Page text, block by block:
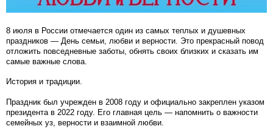
8 июля в России отмечается один из самых теплых и душевных
праздников — День семьи, любви и верности. Это прекрасный повод
отложить повседневные заботы, обнять своих близких и сказать им
самые важные слова.
История и традиции.
Праздник был учрежден в 2008 году и официально закреплен указом
президента в 2022 году. Его главная цель — напомнить о важности
семейных уз, верности и взаимной любви.